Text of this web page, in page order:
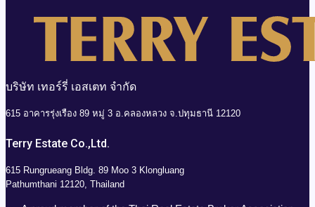
บริษัท เทอร์รี่ เอสเตท จำกัด
615 อาคารรุ่งเรือง 89 หมู่ 3 อ.คลองหลวง จ.ปทุมธานี 12120
Terry Estate Co.,Ltd.